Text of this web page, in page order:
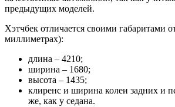
предыдущих моделей.
Хэтчбек отличается своими габаритами
миллиметрах):
длина – 4210;
ширина – 1680;
высота – 1435;
клиренс и ширина колеи задних и
же, как у седана.